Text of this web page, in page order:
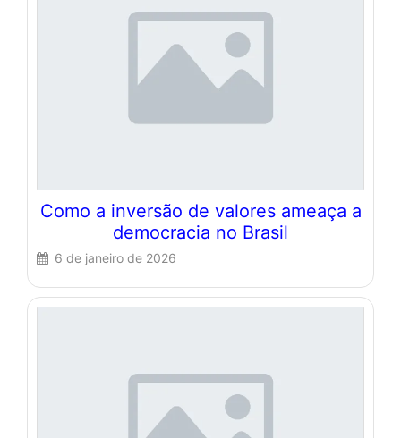
Como a inversão de valores ameaça a
democracia no Brasil
6 de janeiro de 2026